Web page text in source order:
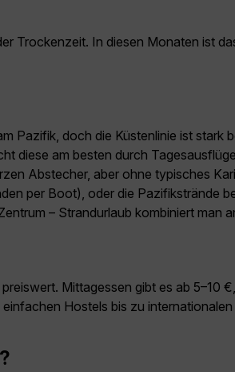
Trockenzeit. In diesen Monaten ist
Pazifik, doch die Küstenlinie ist stark
diese am besten durch
Abstecher, aber ohne typisches
per Boot), oder die Pazifikstrände
– Strandurlaub kombiniert man
Mittagessen gibt es ab 5–10
Hostels bis zu